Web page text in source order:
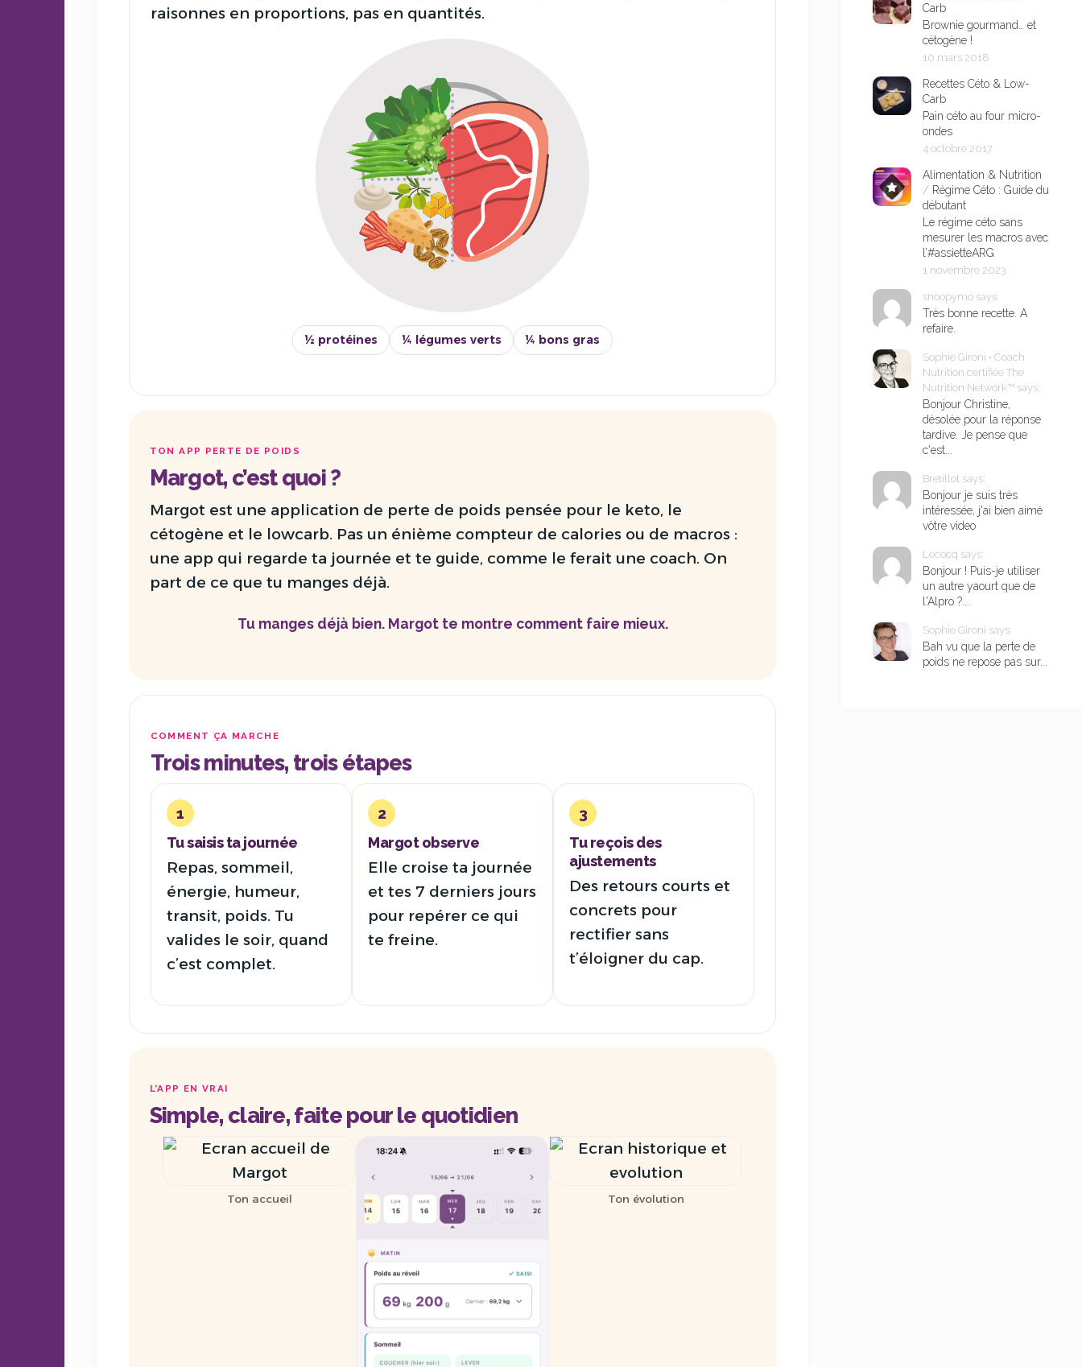
raisonnes en proportions, pas en quantités.
½ protéines ¼ légumes verts ¼ bons gras
TON APP PERTE DE POIDS
Margot, c’est quoi ?
Margot est une application de perte de poidspensée pour le keto, le
cétogène et le lowcarb. Pas un énième compteur de calories ou de macros :
une app qui regarde ta journée et te guide, comme le ferait une coach. On
part de ce que tu manges déjà.
Tu manges déjà bien. Margot te montre comment faire mieux.
COMMENT ÇA MARCHE
Trois minutes, trois étapes
1
Tu saisis ta journée
Repas, sommeil,
énergie, humeur,
transit, poids. Tu
valides le soir, quand
c’est complet.
2
Margot observe
Elle croise ta journée
et tes 7 derniers jours
pour repérer ce qui
te freine.
3
Tu reçois des
ajustements
Des retours courts et
concrets pour
rectifier sans
t’éloigner du cap.
L’APP EN VRAI
Simple, claire, faite pour le quotidien
Ton accueil Ton évolution
Carb
Brownie gourmand… et
cétogène !
10 mars 2018
Recettes Céto & Low-
Carb
Pain céto au four micro-
ondes
4 octobre 2017
Alimentation & Nutrition
/ Régime Céto : Guide du
débutant
Le régime céto sans
mesurer les macros avec
l’#assietteARG
1 novembre 2023
snoopymo says:
Très bonne recette. A
refaire.
Sophie Gironi • Coach
Nutrition certifiée The
Nutrition Network™ says:
Bonjour Christine,
désolée pour la réponse
tardive. Je pense que
c'est...
Bretillot says:
Bonjour je suis très
intéressée, j'ai bien aimé
vôtre video
Lecocq says:
Bonjour ! Puis-je utiliser
un autre yaourt que de
l'Alpro ?...
Sophie Gironi says:
Bah vu que la perte de
poids ne repose pas sur...